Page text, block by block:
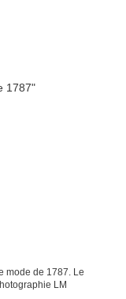
mode de 1787. Le
LM